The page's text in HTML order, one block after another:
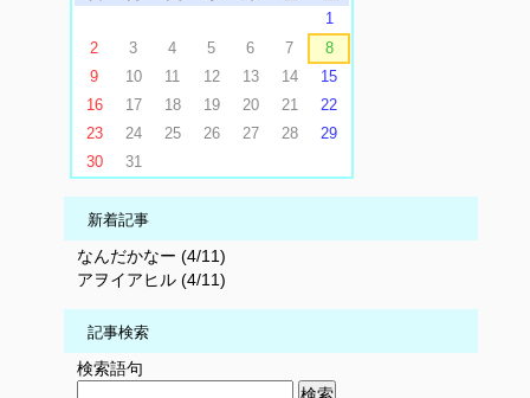
1
2
3 4 5 6 7
8
9
10 11 12 13 14
15
16
17 18 19 20 21
22
23
24 25 26 27 28
29
30
31
新着記事
なんだかなー (4/11)
アヲイアヒル (4/11)
記事検索
検索語句